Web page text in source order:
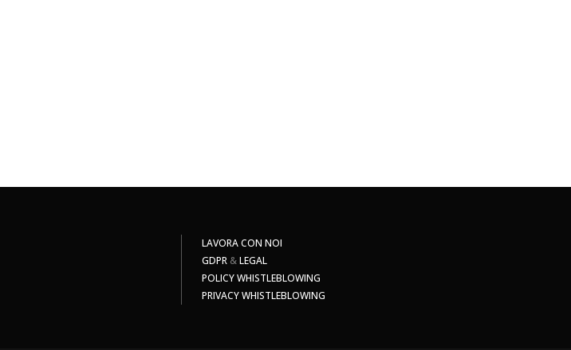
LAVORA CON NOI
GDPR &LEGAL
POLICY WHISTLEBLOWING
PRIVACY WHISTLEBLOWING